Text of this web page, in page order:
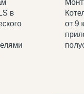
в
от 9